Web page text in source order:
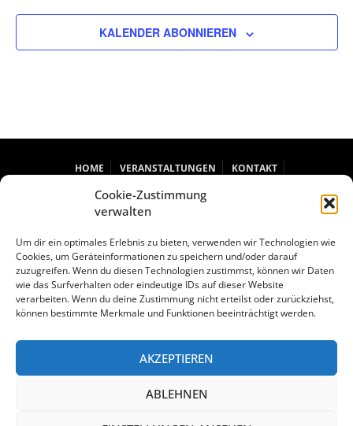
Cookie-Zustimmung
verwalten
Um dir ein optimales Erlebnis zu bieten, verwenden wir Technologien wie
Cookies, um Geräteinformationen zu speichern und/oder darauf
zuzugreifen. Wenn du diesen Technologien zustimmst, können wir Daten
wie das Surfverhalten oder eindeutige IDs auf dieser Website
verarbeiten. Wenn du deine Zustimmung nicht erteilst oder zurückziehst,
können bestimmte Merkmale und Funktionen beeinträchtigt werden.
AKZEPTIEREN
ABLEHNEN
KALENDER ABONNIEREN
HOME VERANSTALTUNGEN
KONTAKT
DATENSCHUTZERKLÄRUNG
COOKIE-RICHTLINIE (EU)
(0 56 06) 51 91-25